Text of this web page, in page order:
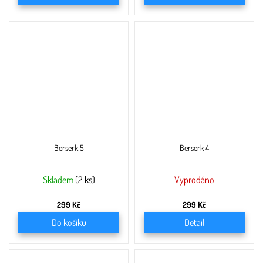
Berserk 5
Skladem (2 ks)
299 Kč
Do košíku
Berserk 4
Vyprodáno
299 Kč
Detail